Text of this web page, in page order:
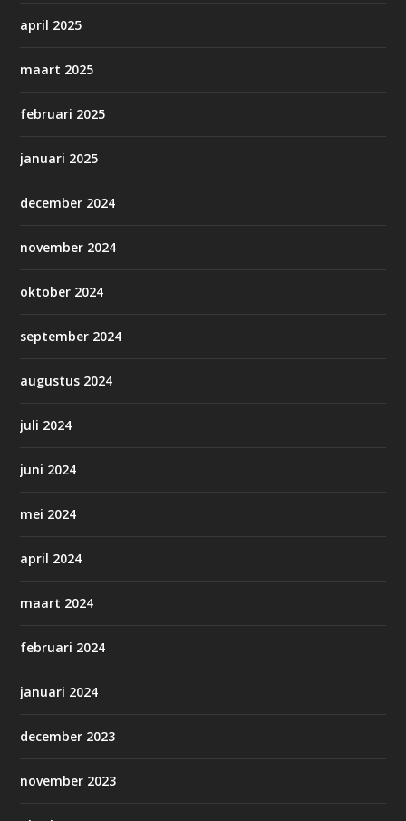
april 2025
maart 2025
februari 2025
januari 2025
december 2024
november 2024
oktober 2024
september 2024
augustus 2024
juli 2024
juni 2024
mei 2024
april 2024
maart 2024
februari 2024
januari 2024
december 2023
november 2023